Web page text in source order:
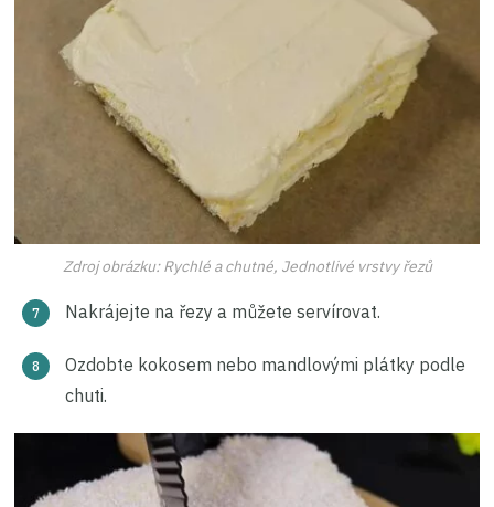
Zdroj obrázku: Rychlé a chutné, Jednotlivé vrstvy řezů
Nakrájejte na řezy a můžete servírovat.
Ozdobte kokosem nebo mandlovými plátky podle
chuti.